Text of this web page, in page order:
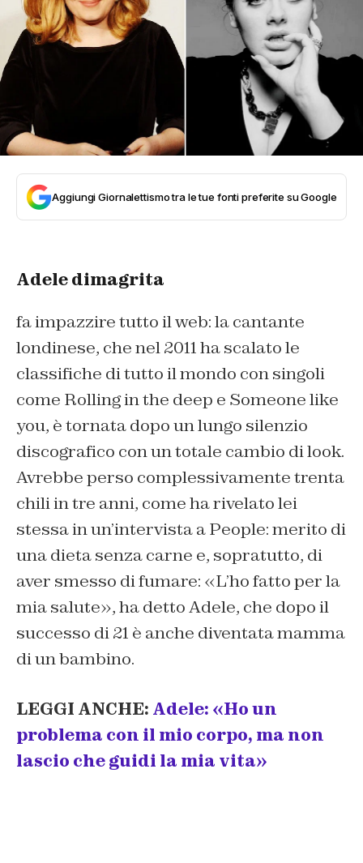
Aggiungi Giornalettismo tra le tue fonti preferite su Google
Adele dimagrita
fa impazzire tutto il web: la cantante
londinese, che nel 2011 ha scalato le
classifiche di tutto il mondo con singoli
come Rolling in the deep e Someone like
you, è tornata dopo un lungo silenzio
discografico con un totale cambio di look.
Avrebbe perso complessivamente trenta
chili in tre anni, come ha rivelato lei
stessa in un’intervista a People: merito di
una dieta senza carne e, sopratutto, di
aver smesso di fumare: «L’ho fatto per la
mia salute», ha detto Adele, che dopo il
successo di21 è anche diventata mamma
di un bambino.
LEGGI ANCHE: Adele: «Ho un
problema con il mio corpo, ma non
lascio che guidi la mia vita»